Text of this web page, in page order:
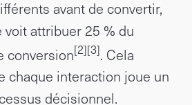
avant de convertir,
voit attribuer 25 % du
conversion[2][3]. Cela
chaque interaction joue un
décisionnel.